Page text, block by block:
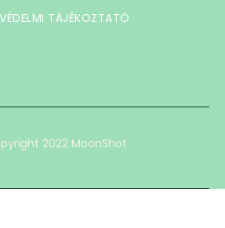
TÁJÉKOZTATÓ
2022 MoonShot